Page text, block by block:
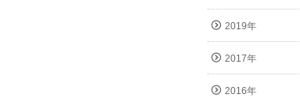
2019年
2017年
2016年